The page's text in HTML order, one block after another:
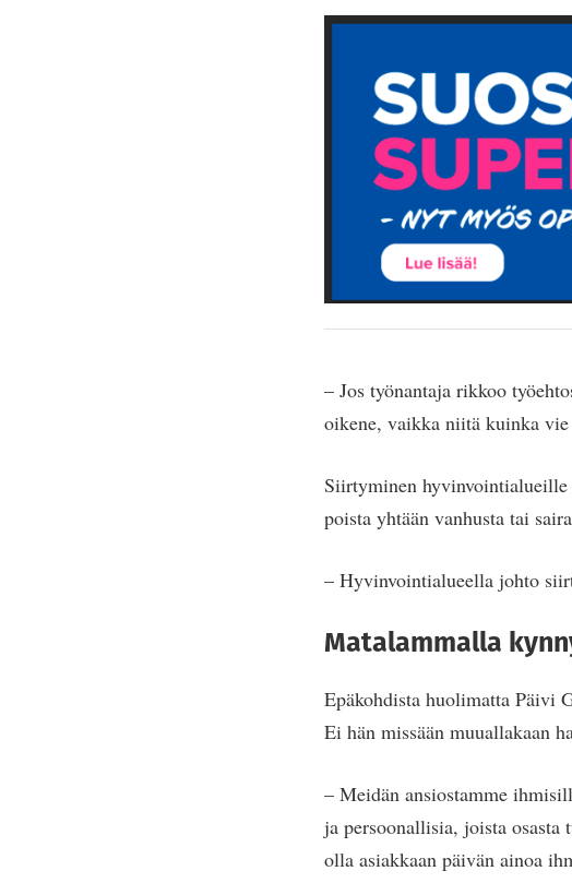
– Jos työnantaja rikkoo
oikene, vaikka niitä kuinka
Siirtyminen hyvinvointialueille
poista yhtään vanhusta tai
– Hyvinvointialueella johto
Matalammalla
Epäkohdista huolimatta Päivi
Ei hän missään muuallakaan
– Meidän ansiostamme
ja persoonallisia, joista osasta
olla asiakkaan päivän ainoa